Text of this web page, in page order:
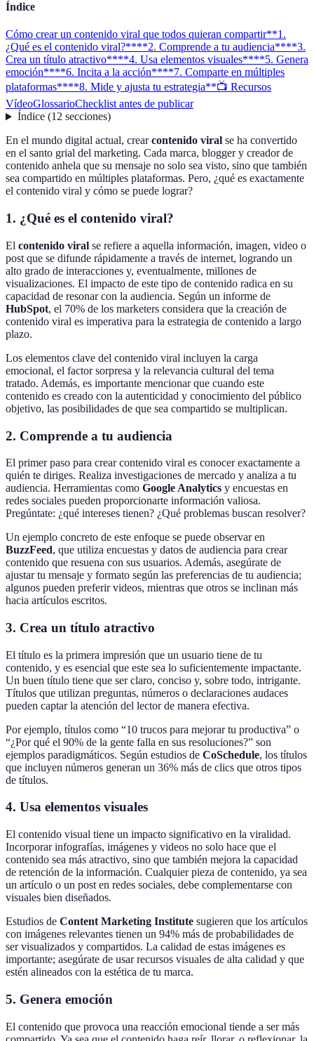
Índice
Cómo crear un contenido viral que todos quieran compartir**1.
¿Qué es el contenido viral?****2. Comprende a tu audiencia****3.
Crea un título atractivo****4. Usa elementos visuales****5. Genera
emoción****6. Incita a la acción****7. Comparte en múltiples
plataformas****8. Mide y ajusta tu estrategia**📺 Recursos
VídeoGlossarioChecklist antes de publicar
Índice(12 secciones)
En el mundo digital actual, crearcontenido viral se ha convertido
en el santo grial del marketing. Cada marca, blogger y creador de
contenido anhela que su mensaje no solo sea visto, sino que también
sea compartido en múltiples plataformas. Pero, ¿qué es exactamente
el contenido viral y cómo se puede lograr?
1. ¿Qué es el contenido viral?
El contenido viral se refiere a aquella información, imagen, video o
post que se difunde rápidamente a través de internet, logrando un
alto grado de interacciones y, eventualmente, millones de
visualizaciones. El impacto de este tipo de contenido radica en su
capacidad de resonar con la audiencia. Según un informe de
HubSpot, el 70% de los marketers considera que la creación de
contenido viral es imperativa para la estrategia de contenido a largo
plazo.
Los elementos clave del contenido viral incluyen la carga
emocional, el factor sorpresa y la relevancia cultural del tema
tratado. Además, es importante mencionar que cuando este
contenido es creado con la autenticidad y conocimiento del público
objetivo, las posibilidades de que sea compartido se multiplican.
2. Comprende a tu audiencia
El primer paso para crear contenido viral es conocer exactamente a
quién te diriges. Realiza investigaciones de mercado y analiza a tu
audiencia. Herramientas como Google Analytics y encuestas en
redes sociales pueden proporcionarte información valiosa.
Pregúntate: ¿qué intereses tienen? ¿Qué problemas buscan resolver?
Un ejemplo concreto de este enfoque se puede observar en
BuzzFeed, que utiliza encuestas y datos de audiencia para crear
contenido que resuena con sus usuarios. Además, asegúrate de
ajustar tu mensaje y formato según las preferencias de tu audiencia;
algunos pueden preferir videos, mientras que otros se inclinan más
hacia artículos escritos.
3. Crea un título atractivo
El título es la primera impresión que un usuario tiene de tu
contenido, y es esencial que este sea lo suficientemente impactante.
Un buen título tiene que ser claro, conciso y, sobre todo, intrigante.
Títulos que utilizan preguntas, números o declaraciones audaces
pueden captar la atención del lector de manera efectiva.
Por ejemplo, títulos como “10 trucos para mejorar tu productiva” o
“¿Por qué el 90% de la gente falla en sus resoluciones?” son
ejemplos paradigmáticos. Según estudios de CoSchedule, los títulos
que incluyen números generan un 36% más de clics que otros tipos
de títulos.
4. Usa elementos visuales
El contenido visual tiene un impacto significativo en la viralidad.
Incorporar infografías, imágenes y videos no solo hace que el
contenido sea más atractivo, sino que también mejora la capacidad
de retención de la información. Cualquier pieza de contenido, ya sea
un artículo o un post en redes sociales, debe complementarse con
visuales bien diseñados.
Estudios de Content Marketing Institute sugieren que los artículos
con imágenes relevantes tienen un 94% más de probabilidades de
ser visualizados y compartidos. La calidad de estas imágenes es
importante; asegúrate de usar recursos visuales de alta calidad y que
estén alineados con la estética de tu marca.
5. Genera emoción
El contenido que provoca una reacción emocional tiende a ser más